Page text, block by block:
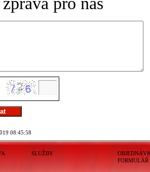
08:45:58
SLUŽBY
FORMULÁŘ